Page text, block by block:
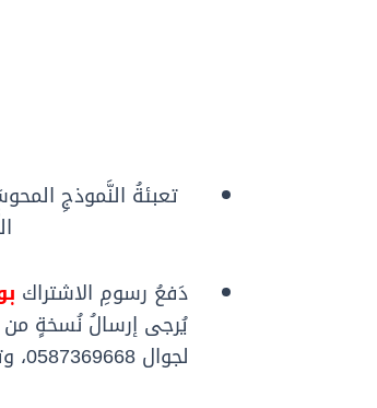
تعبئةُ النَّموذجِ
دَفعُ رسومِ الاشتراك
يُرجى إرسالُ نُسخةٍ من مَستندِ التَّحويل
لجوال 0587369668، وتعبئةُ تَفاصيلِ الدَّفعِ في مستندِ التسجيل الخاصِّ بالمسابقة. تُدفعُ الرسومُ بشكلٍ